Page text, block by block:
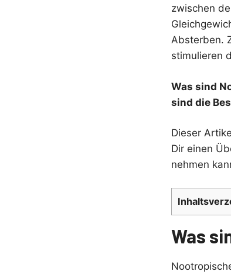
zwischen
Absterben.
stimulieren
Was sind
sind die
Dieser
Dir einen
nehmen
Was